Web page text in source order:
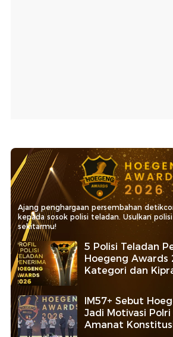
Ajang penghargaan persembahan
kepada sosok polisi teladan. Usulkan
sekitarmu!
5 Polisi Teladan
Hoegeng Awards
Kategori dan
IM57+ Sebut
Jadi Motivasi Polri
Amanat